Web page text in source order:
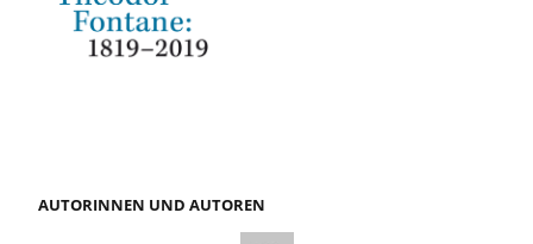
AUTORINNEN UND AUTOREN